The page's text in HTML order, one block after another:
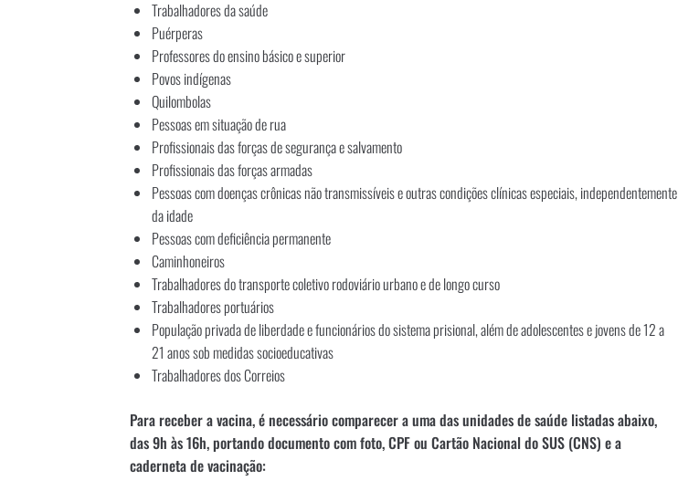
Trabalhadores da saúde
Puérperas
Professores do ensino básico e superior
Povos indígenas
Quilombolas
Pessoas em situação de rua
Profissionais das forças de segurança e salvamento
Profissionais das forças armadas
Pessoas com doenças crônicas não transmissíveis e outras condições clínicas especiais, independentemente
da idade
Pessoas com deficiência permanente
Caminhoneiros
Trabalhadores do transporte coletivo rodoviário urbano e de longo curso
Trabalhadores portuários
População privada de liberdade e funcionários do sistema prisional, além de adolescentes e jovens de 12 a
21 anos sob medidas socioeducativas
Trabalhadores dos Correios
Para receber a vacina, é necessário comparecer a uma das unidades de saúde listadas abaixo,
das 9h às 16h, portando documento com foto, CPF ou Cartão Nacional do SUS (CNS) e a
caderneta de vacinação: